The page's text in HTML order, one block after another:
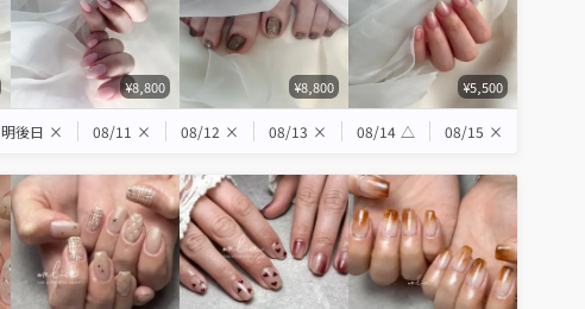
¥8,800 ¥8,800 ¥5,500
明後日 × 08/11 × 08/12 × 08/13 × 08/14 △ 08/15 ×